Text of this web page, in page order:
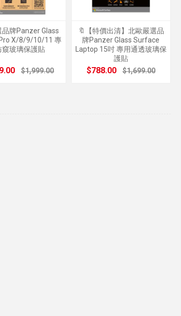
品牌Panzer Glass
X/8/9/10/11 專
窺玻璃保護貼
$1,999.00
🔖【特價出清】北歐嚴選品
牌Panzer Glass Surface
Laptop 15吋 專用通透玻璃保
護貼
$788.00 $1,699.00